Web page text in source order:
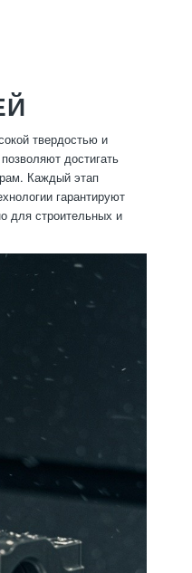
твердостью и
достигать
Каждый этап
гарантируют
для строительных и